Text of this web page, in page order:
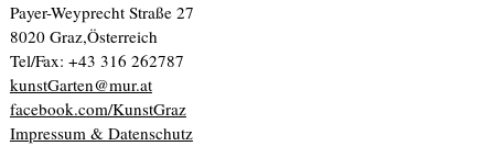
Payer-Weyprecht Straße 27
8020 Graz,Österreich
Tel/Fax: +43 316 262787
kunstGarten@mur.at
facebook.com/KunstGraz
Impressum & Datenschutz